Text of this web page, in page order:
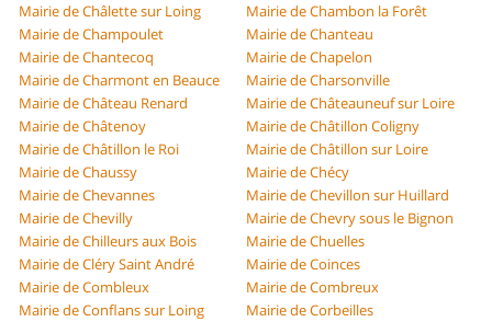
Mairie de Châlette sur Loing
Mairie de Chambon la Forêt
Mairie de Champoulet
Mairie de Chanteau
Mairie de Chantecoq
Mairie de Chapelon
Mairie de Charmont en Beauce
Mairie de Charsonville
Mairie de Château Renard
Mairie de Châteauneuf sur Loire
Mairie de Châtenoy
Mairie de Châtillon Coligny
Mairie de Châtillon le Roi
Mairie de Châtillon sur Loire
Mairie de Chaussy
Mairie de Chécy
Mairie de Chevannes
Mairie de Chevillon sur Huillard
Mairie de Chevilly
Mairie de Chevry sous le Bignon
Mairie de Chilleurs aux Bois
Mairie de Chuelles
Mairie de Cléry Saint André
Mairie de Coinces
Mairie de Combleux
Mairie de Combreux
Mairie de Conflans sur Loing
Mairie de Corbeilles